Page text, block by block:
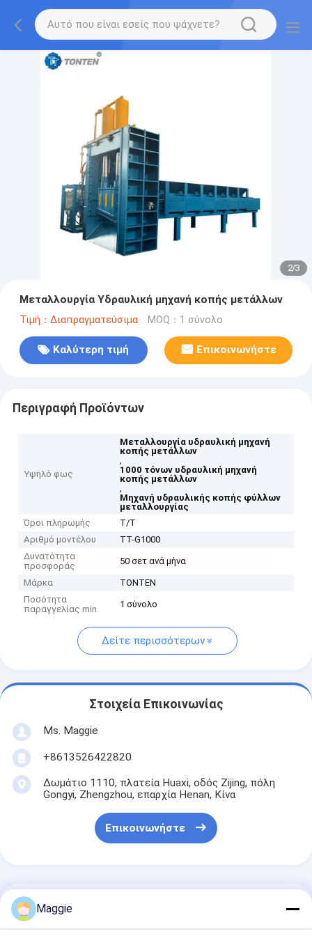
2/3
Μεταλλουργία Υδραυλική μηχανή κοπής μετάλλων
Τιμή：Διαπραγματεύσιμα MOQ：1 σύνολο
Καλύτερη τιμή Επικοινωνήστε
Περιγραφή Προϊόντων
Υψηλό φως
Μεταλλουργία υδραυλική μηχανή
κοπής μετάλλων
,
1000 τόνων υδραυλική μηχανή
κοπής μετάλλων
,
Μηχανή υδραυλικής κοπής φύλλων
μεταλλουργίας
Όροι πληρωμής
Τ/Τ
Αριθμό μοντέλου
ΤΤ-G1000
Δυνατότητα
προσφοράς
50 σετ ανά μήνα
Μάρκα
TONTEN
Ποσότητα
παραγγελίας min
1 σύνολο
Δείτε περισσότερων
Στοιχεία Επικοινωνίας
Ms. Maggie
+8613526422820
Δωμάτιο 1110, πλατεία Huaxi, οδός Zijing, πόλη
Gongyi, Zhengzhou, επαρχία Henan, Κίνα
Επικοινωνήστε
Αποκτήστε Την Καλύτερη Τιμή Για
Maggie